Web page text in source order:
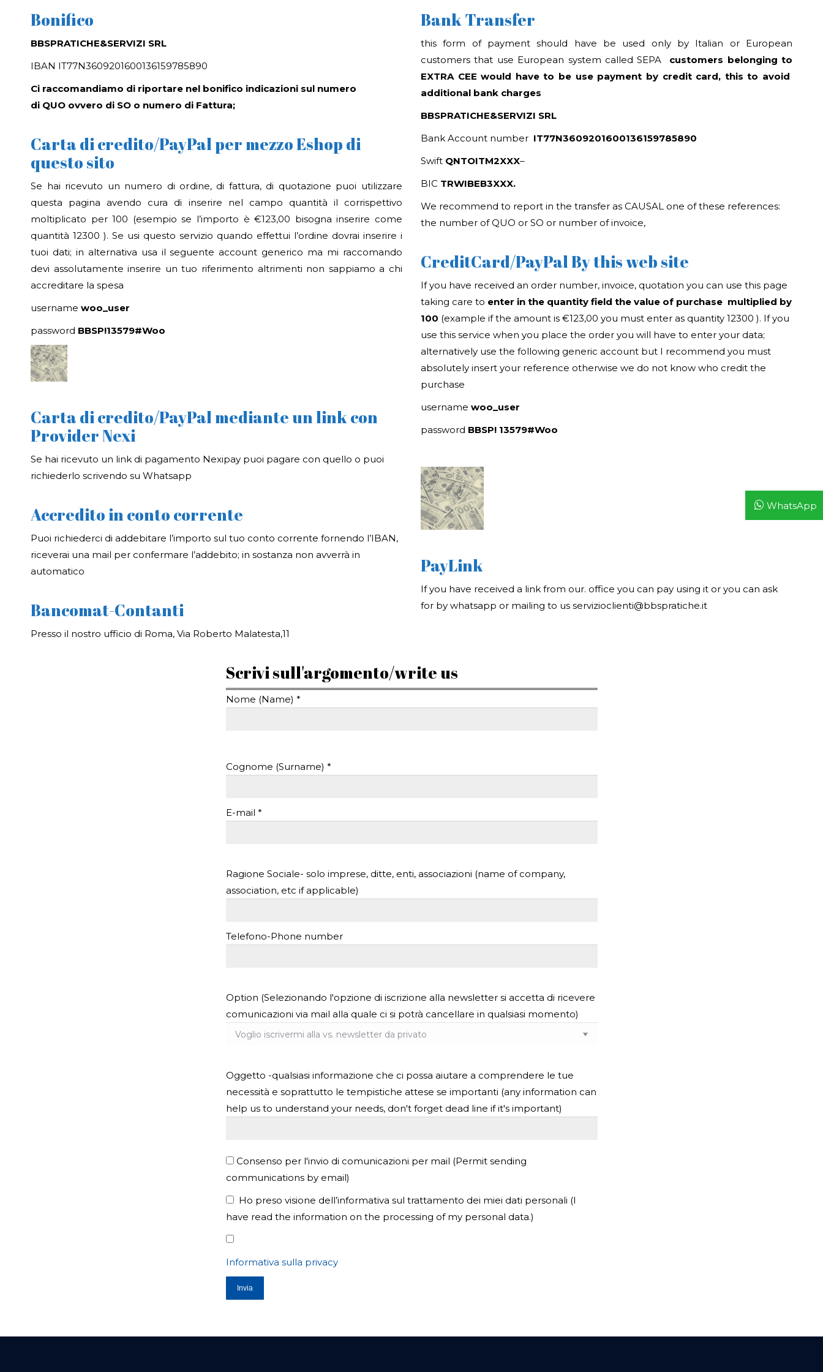
Bonifico
BBSPRATICHE&SERVIZI SRL
IBAN IT77N3609201600136159785890
Ci raccomandiamo di riportare nel bonifico indicazioni sul numero
di QUO ovvero di SO o numero di Fattura;
Carta di credito/PayPal per mezzo Eshop di
questo sito
Se hai ricevuto un numero di ordine, di fattura, di quotazione puoi utilizzare
questa pagina avendo cura di inserire nel campo quantità il corrispettivo
moltiplicato per 100 (esempio se l’importo è €123,00 bisogna inserire come
quantità 12300 ). Se usi questo servizio quando effettui l’ordine dovrai inserire i
tuoi dati; in alternativa usa il seguente account generico ma mi raccomando
devi assolutamente inserire un tuo riferimento altrimenti non sappiamo a chi
accreditare la spesa
username woo_user
password BBSP!13579#Woo
Carta di credito/PayPal mediante un link con
Provider Nexi
Se hai ricevuto un link di pagamento Nexipay puoi pagare con quello o puoi
richiederlo scrivendo su Whatsapp
Accredito in conto corrente
Puoi richiederci di addebitare l’importo sul tuo conto corrente fornendo l’IBAN,
riceverai una mail per confermare l’addebito; in sostanza non avverrà in
automatico
Bancomat-Contanti
Presso il nostro ufficio di Roma, Via Roberto Malatesta,11
Bank Transfer
this form of payment should have be used only by Italian or European
customers that use European system called SEPA customers belonging to
EXTRA CEE would have to be use payment by credit card, this to avoid
additional bank charges
BBSPRATICHE&SERVIZI SRL
Bank Account number IT77N3609201600136159785890
Swift QNTOITM2XXX–
BIC TRWIBEB3XXX.
We recommend to report in the transfer as CAUSAL one of these references:
the number of QUO or SO or number of invoice,
CreditCard/PayPal By this web site
If you have received an order number, invoice, quotation you can use this page
taking care to enter in the quantity field the value of purchase multiplied by
100 (example if the amount is €123,00 you must enter as quantity 12300 ). If you
use this service when you place the order you will have to enter your data;
alternatively use the following generic account but I recommend you must
absolutely insert your reference otherwise we do not know who credit the
purchase
username woo_user
password BBSP! 13579#Woo
PayLink
If you have received a link from our. office you can pay using it or you can ask
for by whatsapp or mailing to us servizioclienti@bbspratiche.it
Scrivi sull'argomento/write us
Nome (Name) *
Cognome (Surname) *
E-mail *
Ragione Sociale- solo imprese, ditte, enti, associazioni (name of company,
association, etc if applicable)
Telefono-Phone number
Option (Selezionando l'opzione di iscrizione alla newsletter si accetta di ricevere
comunicazioni via mail alla quale ci si potrà cancellare in qualsiasi momento)
Oggetto -qualsiasi informazione che ci possa aiutare a comprendere le tue
necessità e soprattutto le tempistiche attese se importanti (any information can
help us to understand your needs, don't forget dead line if it's important)
Consenso per l'invio di comunicazioni per mail (Permit sending
communications by email)
Ho preso visione dell’informativa sul trattamento dei miei dati personali (I
have read the information on the processing of my personal data.)
Informativa sulla privacy
WhatsApp